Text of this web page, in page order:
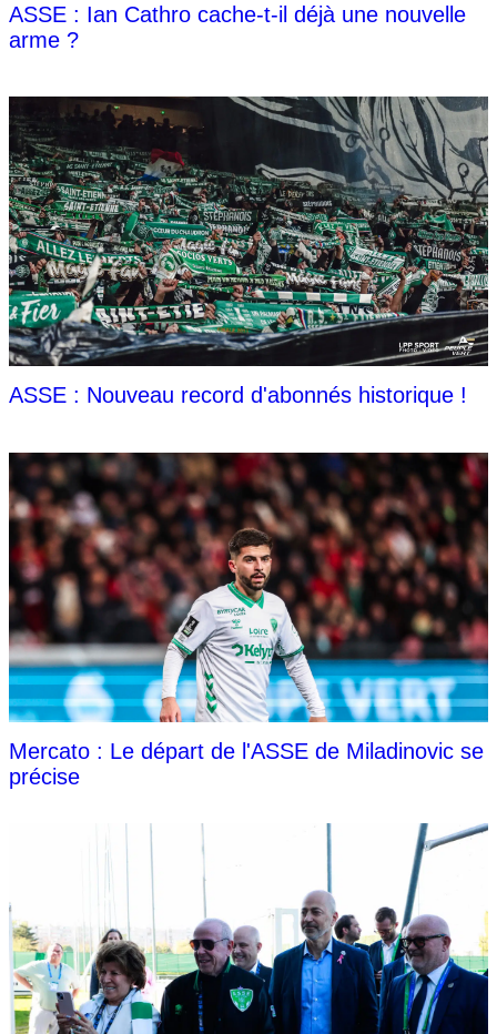
ASSE : Ian Cathro cache-t-il déjà une nouvelle
arme ?
ASSE : Nouveau record d'abonnés historique !
Mercato : Le départ de l'ASSE de Miladinovic se
précise